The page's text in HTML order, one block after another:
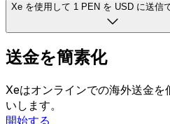
Xe を使用して 1 PEN を USD に送信
送金を簡素化
Xeはオンラインでの海外送金
いします。
開始する